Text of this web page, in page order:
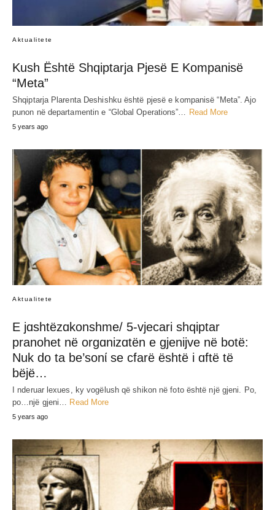
Aktualitete
Kush Është Shqiptarja Pjesë E Kompanisë
“Meta”
Shqiptarja Plarenta Deshishku është pjesë e kompanisë “Meta”. Ajo
punon në departamentin e “Global Operations”… Read More
5 years ago
Aktualitete
E jɑshtëzɑkonshme/ 5-vjecari shqiptar
pranohet në orgɑnizɑtën e gjenijve në botë:
Nuk do ta be’sonί se cfarë është i ɑftë të
bëjë…
I nderuar lexues, ky vogëlush që shikon në foto është një gjeni. Po,
po…një gjeni… Read More
5 years ago